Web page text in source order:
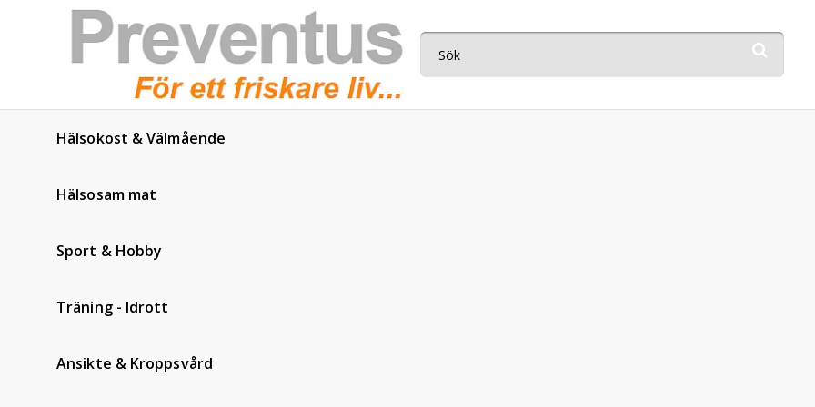
Hälsokost & Välmående
Hälsosam mat
Sport & Hobby
Träning - Idrott
Ansikte & Kroppsvård